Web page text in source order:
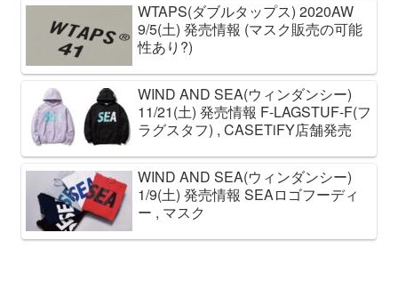
WTAPS(ダブルタップス) 2020AW
9/5(土) 発売情報 (マスク販売の可能
性あり?)
WIND AND SEA(ウィンダンシー)
11/21(土) 発売情報 F-LAGSTUF-F(フ
ラグスタフ) , CASETiFY店舗発売
WIND AND SEA(ウィンダンシー)
1/9(土) 発売情報 SEAロゴフーディ
ー , マスク